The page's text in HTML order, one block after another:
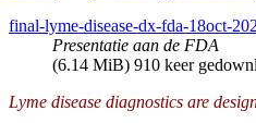
final-lyme-disease-dx-fda-18oct-
Presentatie aan de FDA
(6.14 MiB) 910 keer
Lyme disease diagnostics are